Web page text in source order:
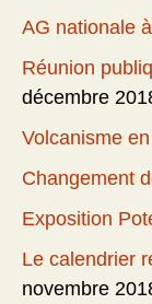
AG nationale
Réunion
décembre
Volcanisme
Changement
Exposition
Le calendrier
novembre